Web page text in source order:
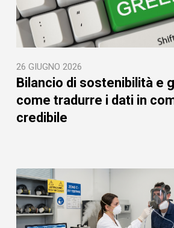
26 GIUGNO 2026
Bilancio di sostenibilità e
come tradurre i dati in
credibile